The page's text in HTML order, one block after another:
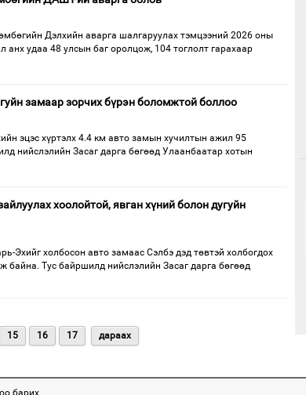
Дэлхийн аварга шалгаруулах тэмцээний 2026 оны
удаа 48 улсын баг оролцож, 104 тоглолт гарахаар
замаар зорчих бүрэн боломжтой боллоо
эцэс хүртэлх 4.4 км авто замын хучилтын ажил 95
нийслэлийн Засаг дарга бөгөөд Улаанбаатар хотын
хоолойтой, явган хүний болон дугуйн
Эхийг холбосон авто замаас Сэлбэ дэд төвтэй холбогдох
байна. Тус байршилд нийслэлийн Засаг дарга бөгөөд
15 16 17 дараах
барих